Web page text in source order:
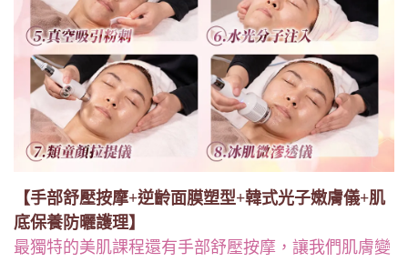
【手部舒壓按摩+逆齡面膜塑型+韓式光子嫩膚儀+肌
底保養防曬護理】
最獨特的美肌課程還有手部舒壓按摩，讓我們肌膚變